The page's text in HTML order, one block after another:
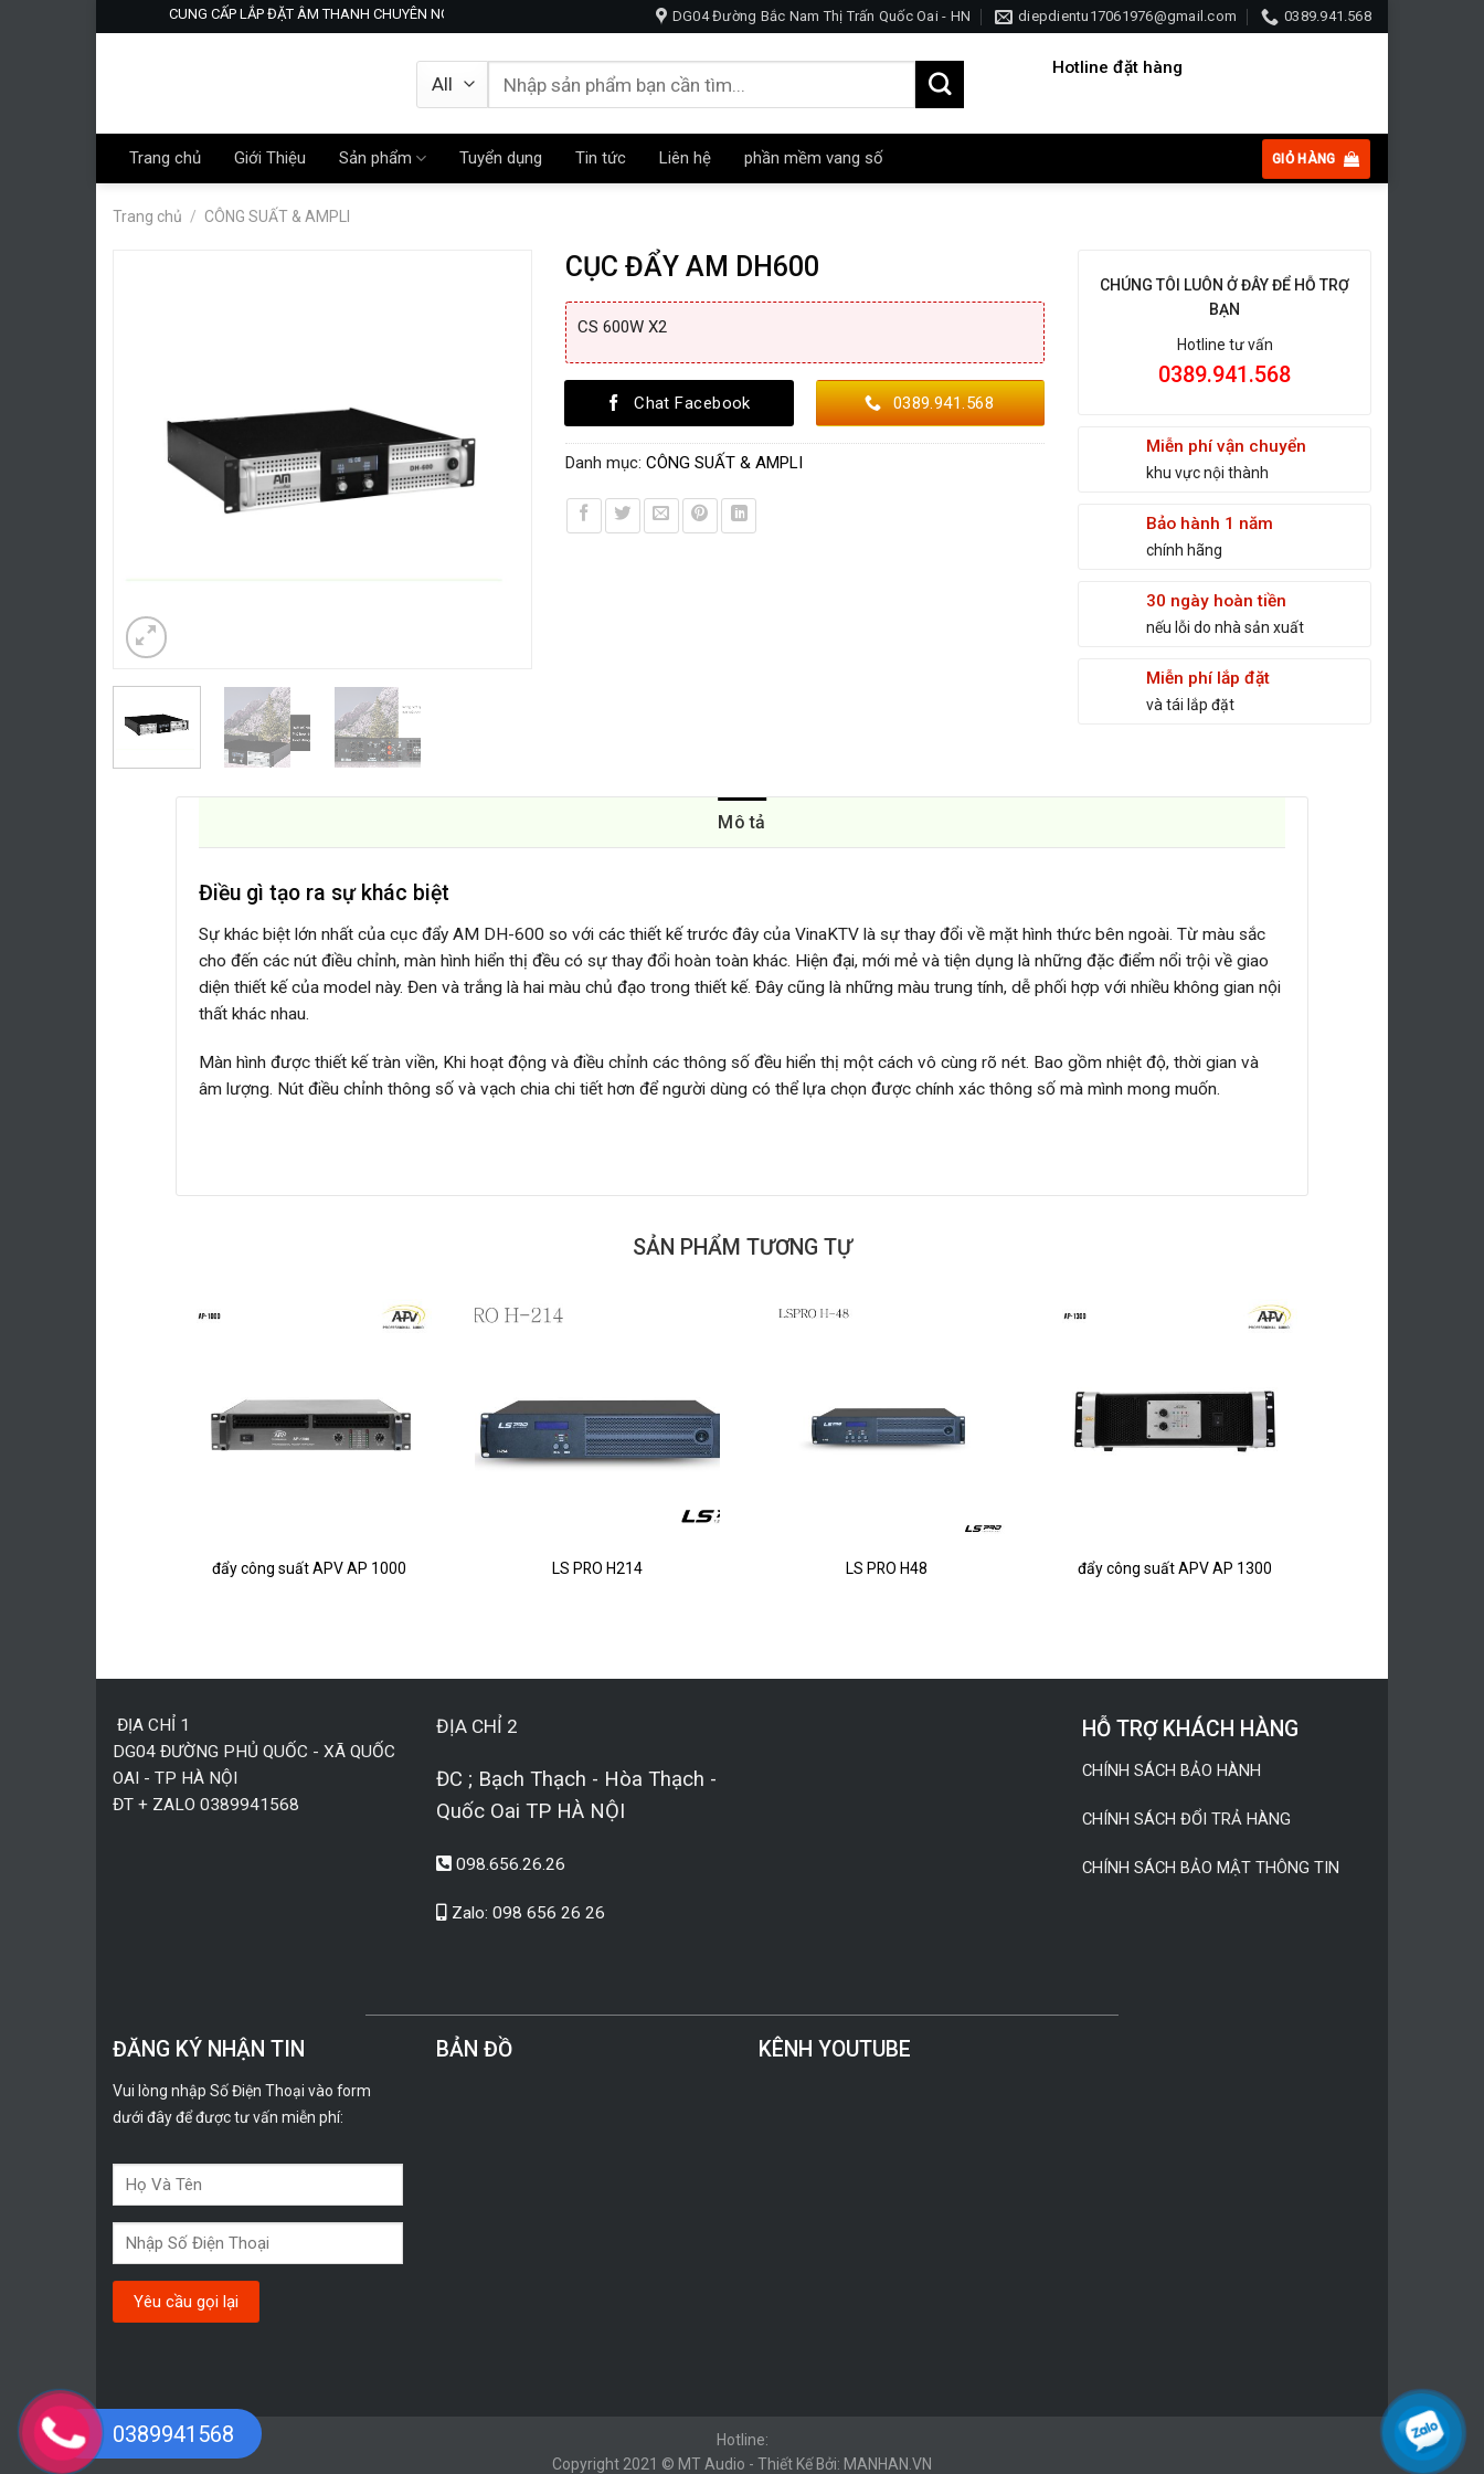
to
CUNG CẤP LẮP ĐẶT ÂM THANH CHUYÊN NGHIỆP- KARAOKE -NGHE NHẠC-HỘI TRƯỜNGDG04 Đường Bắc Nam Thị Trấn Quốc Oai - HN diepdientu17061976@gmail.com 0389.941.568
Tìm
kiếm:
Hotline đặt hàng
Trang chủ Giới Thiệu Sản phẩm Tuyển dụng Tin tức Liên hệ phần mềm vang số GIỎ HÀNG
Trang chủ / CÔNG SUẤT & AMPLI
CỤC ĐẨY AM DH600
CS 600W X2
Chat Facebook 0389.941.568
Danh mục: CÔNG SUẤT & AMPLI
CHÚNG TÔI LUÔN Ở ĐÂY ĐỂ HỖ TRỢ
BẠN
Hotline tư vấn
0389.941.568
Miễn phí vận chuyển
khu vực nội thành
Bảo hành 1 năm
chính hãng
30 ngày hoàn tiền
nếu lỗi do nhà sản xuất
Miễn phí lắp đặt
và tái lắp đặt
Mô tả
Điều gì tạo ra sự khác biệt
Sự khác biệt lớn nhất của cục đẩy AM DH-600 so với các thiết kế trước đây của VinaKTV là sự thay đổi về mặt hình thức bên ngoài. Từ màu sắc
cho đến các nút điều chỉnh, màn hình hiển thị đều có sự thay đổi hoàn toàn khác. Hiện đại, mới mẻ và tiện dụng là những đặc điểm nổi trội về giao
diện thiết kế của model này. Đen và trắng là hai màu chủ đạo trong thiết kế. Đây cũng là những màu trung tính, dễ phối hợp với nhiều không gian nội
thất khác nhau.
Màn hình được thiết kế tràn viền, Khi hoạt động và điều chỉnh các thông số đều hiển thị một cách vô cùng rõ nét. Bao gồm nhiệt độ, thời gian và
âm lượng. Nút điều chỉnh thông số và vạch chia chi tiết hơn để người dùng có thể lựa chọn được chính xác thông số mà mình mong muốn.
SẢN PHẨM TƯƠNG TỰ
đẩy công suất APV AP 1000 LS PRO H214 LS PRO H48 đẩy công suất APV AP 1300
ĐỊA CHỈ 1
DG04 ĐƯỜNG PHỦ QUỐC - XÃ QUỐC
OAI - TP HÀ NỘI
ĐT + ZALO 0389941568
ĐỊA CHỈ 2
ĐC ; Bạch Thạch - Hòa Thạch -
Quốc Oai TP HÀ NỘI
098.656.26.26
Zalo: 098 656 26 26
HỖ TRỢ KHÁCH HÀNG
CHÍNH SÁCH BẢO HÀNH
CHÍNH SÁCH ĐỔI TRẢ HÀNG
CHÍNH SÁCH BẢO MẬT THÔNG TIN
ĐĂNG KÝ NHẬN TIN
Vui lòng nhập Số Điện Thoại vào form
dưới đây để được tư vấn miễn phí:
BẢN ĐỒ KÊNH YOUTUBE
Hotline:
Copyright 2021 © MT Audio - Thiết Kế Bởi: MANHAN.VN
0389941568